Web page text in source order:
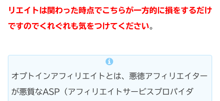
リエイトは関わった時点でこちらが一方的に損をするだけ
ですのでくれぐれも気をつけてください。
オプトインアフィリエイトとは、悪徳アフィリエイター
が悪質なASP（アフィリエイトサービスプロパイダ